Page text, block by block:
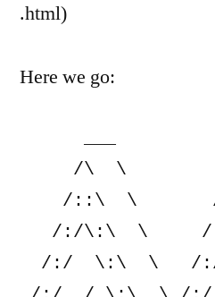
.html)
Here we go:
/\  \
/::\  \
/:/\:\  \
/:/  \:\  \   /